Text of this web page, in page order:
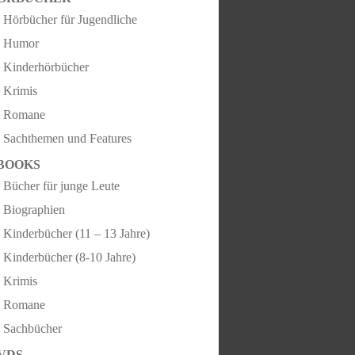
Hörbücher für Jugendliche
Humor
Kinderhörbücher
Krimis
Romane
Sachthemen und Features
Bücher für junge Leute
Biographien
Kinderbücher (11 – 13 Jahre)
Kinderbücher (8-10 Jahre)
Krimis
Romane
Sachbücher